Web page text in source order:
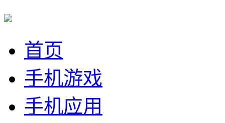
首页
手机游戏
手机应用